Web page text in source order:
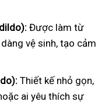
Được làm từ
vệ sinh, tạo cảm
Thiết kế nhỏ gọn,
ai yêu thích sự